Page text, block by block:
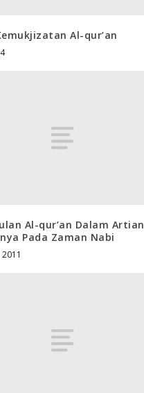
Al-qur’an
Al-qur’an Dalam Artian
Pada Zaman Nabi